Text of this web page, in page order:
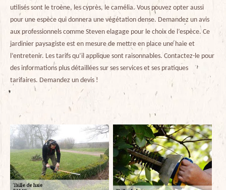
utilisés sont le troène, les cyprès, le camélia. Vous pouvez opter aussi
pour une espèce qui donnera une végétation dense. Demandez un avis
aux professionnels comme Steven elagage pour le choix de l’espèce. Ce
jardinier paysagiste est en mesure de mettre en place une haie et
l’entretenir. Les tarifs qu’il applique sont raisonnables. Contactez-le pour
des informations plus détaillées sur ses services et ses pratiques
tarifaires. Demandez un devis !